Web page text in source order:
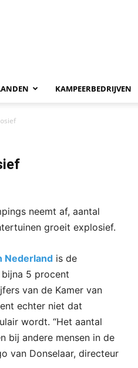
KAMPEERBEDRIJVEN
neemt af, aantal
groeit explosief.
Nederland is de
5 procent
van de Kamer van
echter niet dat
wordt. “Het aantal
bij andere mensen in de
van Donselaar, directeur